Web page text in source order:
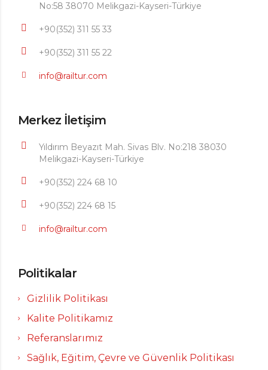
No:58 38070 Melikgazi-Kayseri-Türkiye
+90(352) 311 55 33
+90(352) 311 55 22
info@railtur.com
Merkez İletişim
Yıldırım Beyazıt Mah. Sivas Blv. No:218 38030
Melikgazi-Kayseri-Türkiye
+90(352) 224 68 10
+90(352) 224 68 15
info@railtur.com
Politikalar
Gizlilik Politikası
Kalite Politikamız
Referanslarımız
Sağlık, Eğitim, Çevre ve Güvenlik Politikası